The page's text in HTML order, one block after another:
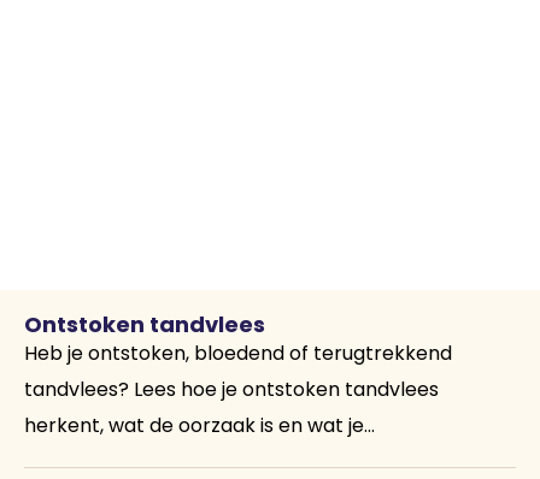
Ontstoken tandvlees
Heb je ontstoken, bloedend of terugtrekkend
tandvlees? Lees hoe je ontstoken tandvlees
herkent, wat de oorzaak is en wat je...